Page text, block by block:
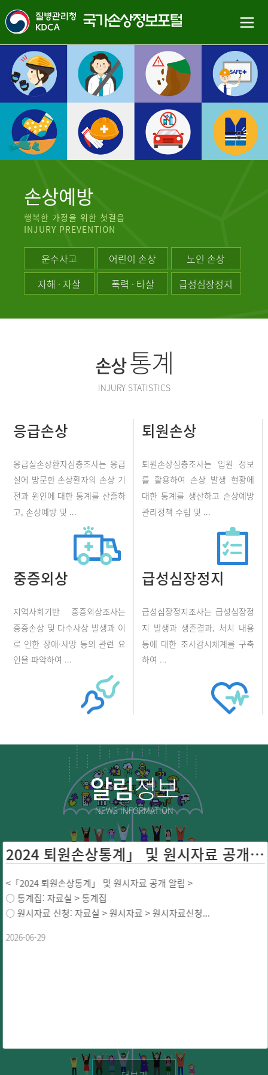
손상예방
행복한 가정을 위한 첫걸음
INJURY PREVENTION
운수사고 어린이 손상
노인 손상
자해 · 자살
폭력 · 타살 급성심장정지
손상통계
INJURY STATISTICS
응급손상
응급실손상환자심층조사는 응급
실에 방문한 손상환자의 손상 기
전과 원인에 대한 통계를 산출하
고, 손상예방 및 ...
퇴원손상
퇴원손상심층조사는 입원 정보
를 활용하여 손상 발생 현황에
대한 통계를 생산하고 손상예방
관리정책 수립 및 ...
중증외상
지역사회기반 중증외상조사는
중증손상 및 다수사상 발생과 이
로 인한 장애·사망 등의 관련 요
인을 파악하여 ...
급성심장정지
급성심장정지조사는 급성심장정
지 발생과 생존결과, 처치 내용
등에 대한 조사감시체계를 구축
하여 ...
알림정보
NEWS INFORMATION
2024 퇴원손상통계」 및 원시자료 공개 ...
<「2024 퇴원손상통계」 및 원시자료 공개 알림 >
○ 통계집: 자료실 > 통계집
○ 원시자료 신청: 자료실 > 원시자료 > 원시자료신청...
2026-06-29